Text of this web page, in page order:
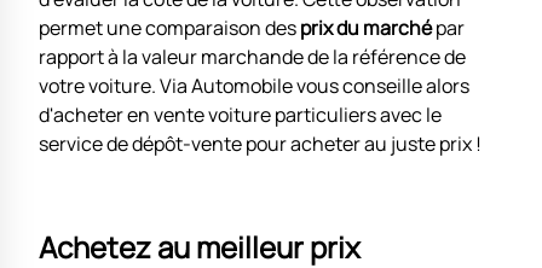
permet une comparaison desprix du marchépar
rapport à la valeur marchande de la référence de
votre voiture. Via Automobile vous conseille alors
d'acheter en vente voiture particuliers avec le
service de dépôt-vente pour acheter au juste prix !
Achetez au meilleur prix